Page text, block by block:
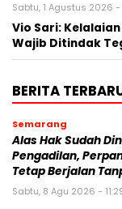
Sabtu, 1 Agustus 2026 -
Vio Sari: Kelalaian
Wajib Ditindak
BERITA
Semarang
Alas Hak Sudah
Pengadilan,
Tetap Berjalan
Sabtu, 8 Agu 2026 -